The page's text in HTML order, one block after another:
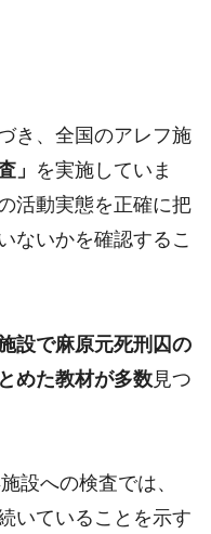
き、全国のアレフ施
」 を実施していま
活動実態を正確に把
ないかを確認するこ
設で麻原元死刑囚の
めた教材が多数見つ
設への検査では、
いていることを示す